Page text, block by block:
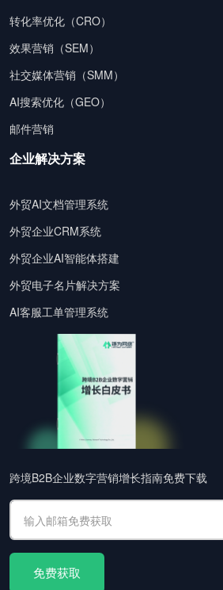
转化率优化（CRO）
效果营销（SEM）
社交媒体营销（SMM）
AI搜索优化（GEO）
邮件营销
企业解决方案
外贸AI文档管理系统
外贸企业CRM系统
外贸企业AI智能体搭建
外贸电子名片解决方案
AI客服工单管理系统
跨境B2B企业数字营销增长指南免费下载